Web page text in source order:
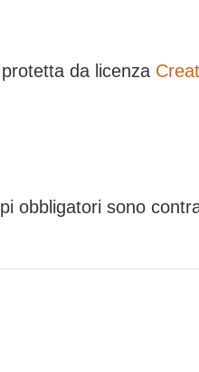
da licenza
obbligatori sono